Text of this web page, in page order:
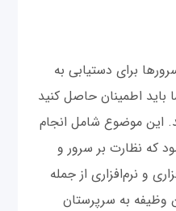
برای دستیابی به
باید اطمینان حاصل کنید
این موضوع شامل انجام
که نظارت بر سرور و
و نرم‌افزاری از جمله
وظیفه به سرپرستان